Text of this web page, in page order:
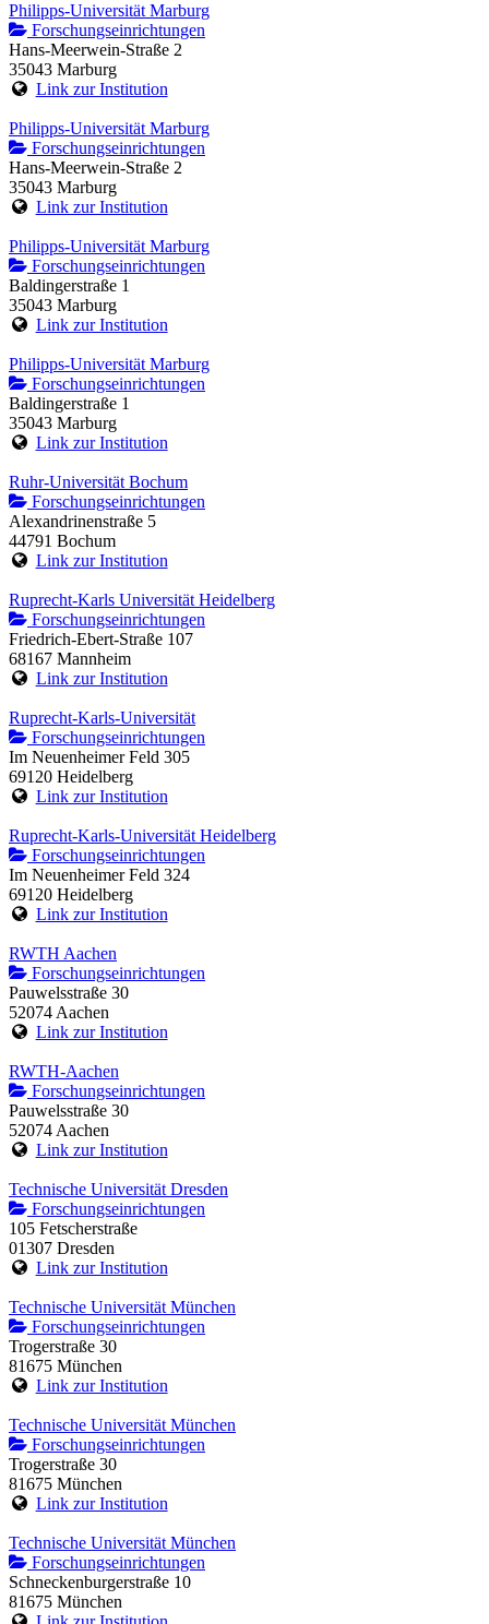
Philipps-Universität Marburg
Forschungseinrichtungen
Hans-Meerwein-Straße 2
35043 Marburg
Link zur Institution
Philipps-Universität Marburg
Forschungseinrichtungen
Hans-Meerwein-Straße 2
35043 Marburg
Link zur Institution
Philipps-Universität Marburg
Forschungseinrichtungen
Baldingerstraße 1
35043 Marburg
Link zur Institution
Philipps-Universität Marburg
Forschungseinrichtungen
Baldingerstraße 1
35043 Marburg
Link zur Institution
Ruhr-Universität Bochum
Forschungseinrichtungen
Alexandrinenstraße 5
44791 Bochum
Link zur Institution
Ruprecht-Karls Universität Heidelberg
Forschungseinrichtungen
Friedrich-Ebert-Straße 107
68167 Mannheim
Link zur Institution
Ruprecht-Karls-Universität
Forschungseinrichtungen
Im Neuenheimer Feld 305
69120 Heidelberg
Link zur Institution
Ruprecht-Karls-Universität Heidelberg
Forschungseinrichtungen
Im Neuenheimer Feld 324
69120 Heidelberg
Link zur Institution
RWTH Aachen
Forschungseinrichtungen
Pauwelsstraße 30
52074 Aachen
Link zur Institution
RWTH-Aachen
Forschungseinrichtungen
Pauwelsstraße 30
52074 Aachen
Link zur Institution
Technische Universität Dresden
Forschungseinrichtungen
105 Fetscherstraße
01307 Dresden
Link zur Institution
Technische Universität München
Forschungseinrichtungen
Trogerstraße 30
81675 München
Link zur Institution
Technische Universität München
Forschungseinrichtungen
Trogerstraße 30
81675 München
Link zur Institution
Technische Universität München
Forschungseinrichtungen
Schneckenburgerstraße 10
81675 München